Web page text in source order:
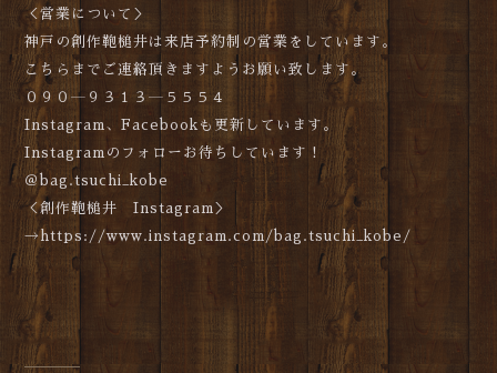
＜営業について＞
神戸の創作鞄槌井は来店予約制の営業をしています。
こちらまでご連絡頂きますようお願い致します。
０９０―９３１３―５５５４
Instagram、Facebookも更新しています。
Instagramのフォローお待ちしています！
＠bag.tsuchi_kobe
＜創作鞄槌井 Instagram＞
→https://www.instagram.com/bag.tsuchi_kobe/